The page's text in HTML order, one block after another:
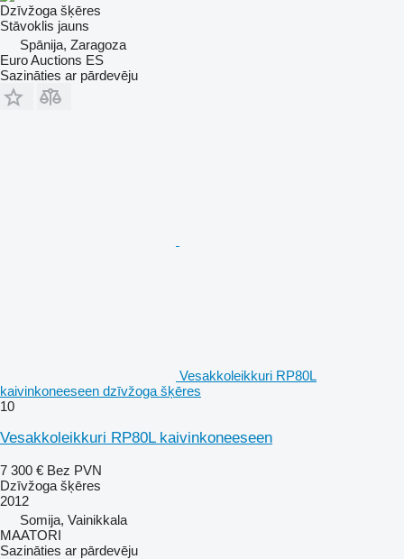
Dzīvžoga šķēres
Stāvoklis jauns
Spānija, Zaragoza
Euro Auctions ES
Sazināties ar pārdevēju
Vesakkoleikkuri RP80L
kaivinkoneeseen dzīvžoga šķēres
10
Vesakkoleikkuri RP80L kaivinkoneeseen
7 300 € Bez PVN
Dzīvžoga šķēres
2012
Somija, Vainikkala
MAATORI
Sazināties ar pārdevēju